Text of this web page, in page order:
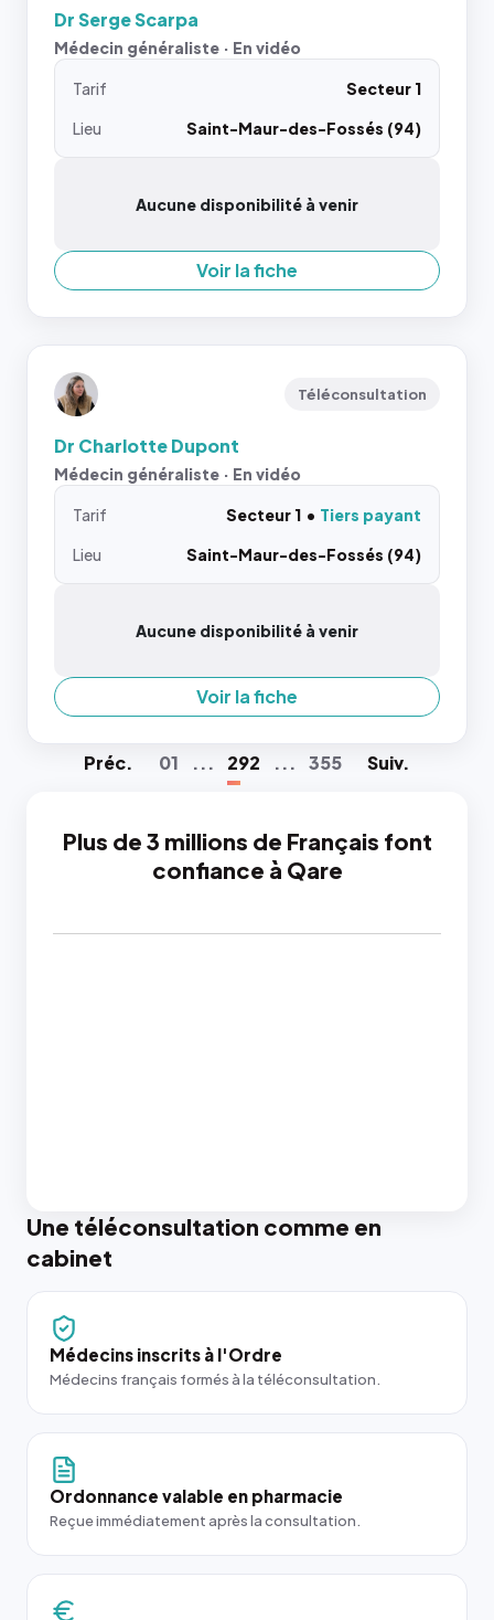
Dr Serge Scarpa
Médecin généraliste · En vidéo
Tarif
Secteur 1
Lieu
Saint-Maur-des-Fossés (94)
Aucune disponibilité à venir
Voir la fiche
Téléconsultation
Dr Charlotte Dupont
Médecin généraliste · En vidéo
Tarif Secteur 1
Tiers payant
Lieu
Saint-Maur-des-Fossés (94)
Aucune disponibilité à venir
Voir la fiche
Préc. 01 ... 292 ... 355 Suiv.
Plus de 3 millions de Français font
confiance à Qare
Une téléconsultation comme en
cabinet
Médecins inscrits à l'Ordre
Médecins français formés à la téléconsultation.
Ordonnance valable en pharmacie
Reçue immédiatement après la consultation.